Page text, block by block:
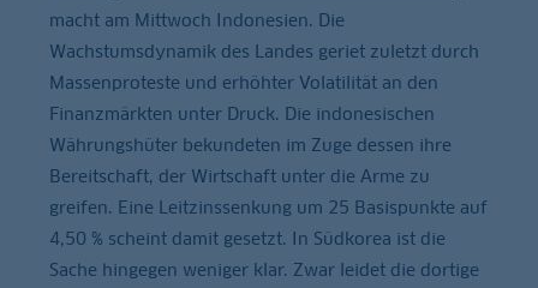
macht am Mittwoch Indonesien. Die
Wachstumsdynamik des Landes geriet zuletzt durch
Massenproteste und erhöhter Volatilität an den
Finanzmärkten unter Druck. Die indonesischen
Währungshüter bekundeten im Zuge dessen ihre
Bereitschaft, der Wirtschaft unter die Arme zu
greifen. Eine Leitzinssenkung um 25 Basispunkte auf
4,50 % scheint damit gesetzt. In Südkorea ist die
Sache hingegen weniger klar. Zwar leidet die dortige